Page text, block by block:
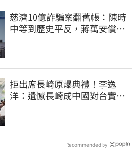
慈濟10億詐騙案翻舊帳：陳時
中等到歷史平反，蔣萬安償還
拒出席長崎原爆典禮！李逸
洋：遺憾長崎成中國對台實施
Recommended by